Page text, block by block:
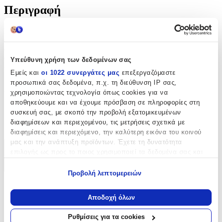
Υπεύθυνη χρήση των δεδομένων σας
Εμείς και οι 1022 συνεργάτες μας επεξεργαζόμαστε
προσωπικά σας δεδομένα, π.χ. τη διεύθυνση IP σας,
χρησιμοποιώντας τεχνολογία όπως cookies για να
αποθηκεύουμε και να έχουμε πρόσβαση σε πληροφορίες στη
συσκευή σας, με σκοπό την προβολή εξατομικευμένων
διαφημίσεων και περιεχομένου, τις μετρήσεις σχετικά με
διαφημίσεις και περιεχόμενο, την καλύτερη εικόνα του κοινού
μας και την ανάπτυξη προϊόντων. Έχετε τη δυνατότητα
Να συλλέξουμε πληροφορίες σχετικά με τη γεωγραφική
σας τοποθεσία, οι οποίες μπορεί να είναι ακριβείς σε
απόσταση μερικών μέτρων
Προβολή λεπτομερειών
Αποδοχή όλων
Ρυθμίσεις για τα cookies
Περιγραφή
Μια μοναδική αλυσίδα χειρός που θα προσθέσει λάμψη στην
εμφάνιση σας ενώ παράλληλα μπορεί να εκφράσει το προσωπικό
αλλά και για επίσημες εκδηλώσεις. Ένα τέλειο δώρο που σίγουρα
Χαρακτηριστικά
Κατασκευαστής
Amor Amor
Χαρακτηριστικά
Κατασκευαστής: